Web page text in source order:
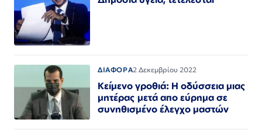
ΔΙΑΦΟΡΑ2 Δεκεμβρίου 2022
Κείμενο γροθιά: Η οδύσσεια μιας
μητέρας μετά απο εύρημα σε
συνηθισμένο έλεγχο μαστών